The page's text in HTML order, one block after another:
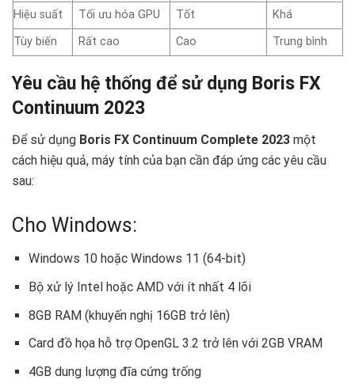
Hiệu suất Tối ưu hóa GPU Tốt
Khá
Tùy biến
Rất cao Cao Trung bình
Yêu cầu hệ thống để sử dụng Boris FX
Continuum 2023
Để sử dụng Boris FX Continuum Complete 2023 một
cách hiệu quả, máy tính của bạn cần đáp ứng các yêu cầu
sau:
Cho Windows:
Windows 10 hoặc Windows 11 (64-bit)
Bộ xử lý Intel hoặc AMD với ít nhất 4 lõi
8GB RAM (khuyến nghị 16GB trở lên)
Card đồ họa hỗ trợ OpenGL 3.2 trở lên với 2GB VRAM
4GB dung lượng đĩa cứng trống